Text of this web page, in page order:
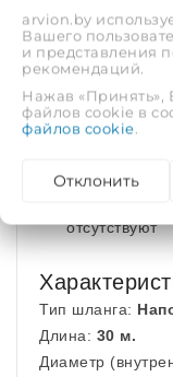
Основные
Материал
+60°С
Вредные
отсутствуют
Тип шланга:
Длина: 30 м.
Диаметр
arvion.by
Вашего
и представления
рекомендаций.
Нажав «Принять»,
файлов cookie в
файлов cookie
Отклонить